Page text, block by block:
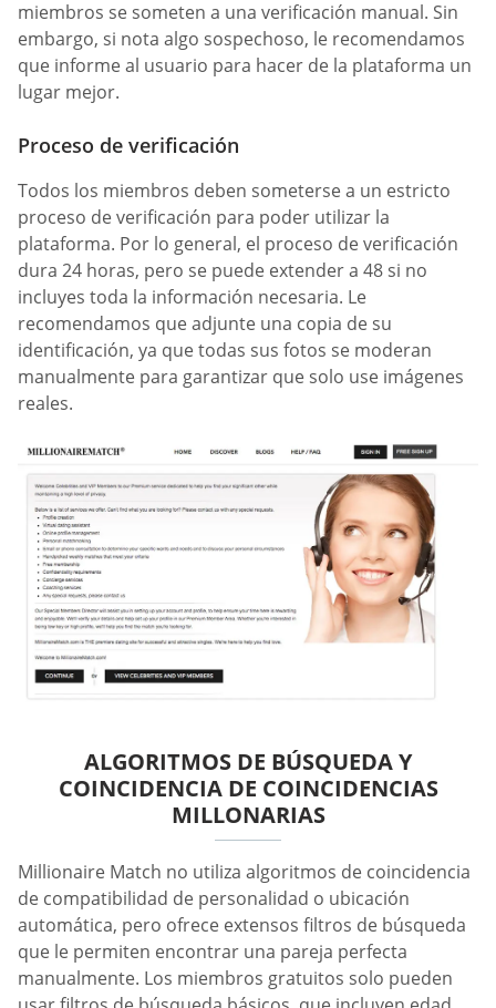
miembros se someten a una verificación manual. Sin
embargo, si nota algo sospechoso, le recomendamos
que informe al usuario para hacer de la plataforma un
lugar mejor.
Proceso de verificación
Todos los miembros deben someterse a un estricto
proceso de verificación para poder utilizar la
plataforma. Por lo general, el proceso de verificación
dura 24 horas, pero se puede extender a 48 si no
incluyes toda la información necesaria. Le
recomendamos que adjunte una copia de su
identificación, ya que todas sus fotos se moderan
manualmente para garantizar que solo use imágenes
reales.
ALGORITMOS DE BÚSQUEDA Y
COINCIDENCIA DE COINCIDENCIAS
MILLONARIAS
Millionaire Match no utiliza algoritmos de coincidencia
de compatibilidad de personalidad o ubicación
automática, pero ofrece extensos filtros de búsqueda
que le permiten encontrar una pareja perfecta
manualmente. Los miembros gratuitos solo pueden